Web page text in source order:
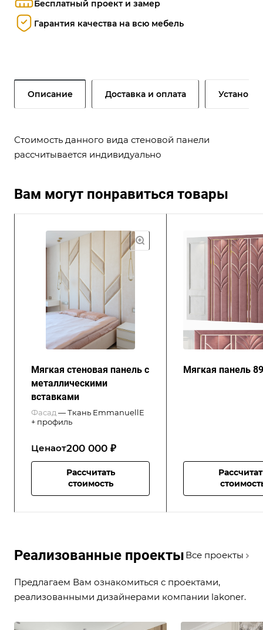
Бесплатный проект и замер
Гарантия качества на всю мебель
Описание Доставка и оплата Установка
Стоимость данного вида стеновой панели
рассчитывается индивидуально
Вам могут понравиться товары
Мягкая стеновая панель с
металлическими
вставками
Фасад —Ткань EmmanuellE
+ профиль
Ценаот200 000 ₽
Рассчитать
стоимость
Мягкая панель 89
Реализованные проекты Все проекты
Предлагаем Вам ознакомиться с проектами,
реализованными дизайнерами компании lakoner.